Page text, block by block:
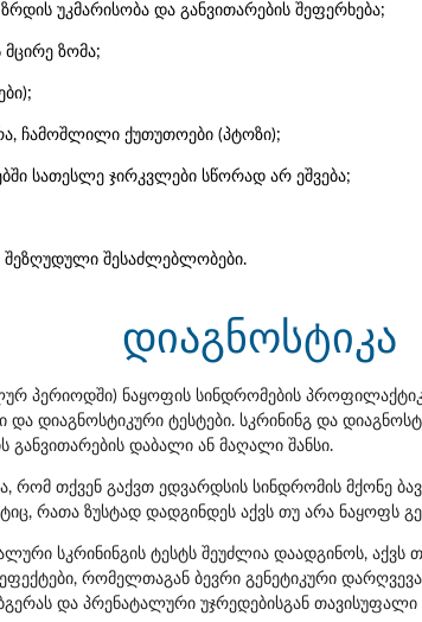
უკმარისობა და განვითარების შეფერხება;
მცირე ზომა;
ჩამოშლილი ქუთუთოები (პტოზი);
სათესლე ჯირკვლები სწორად არ ეშვება;
შეზღუდული შესაძლებლობები.
დიაგნოსტიკა
პერიოდში) ნაყოფის სინდრომების
და დიაგნოსტიკური ტესტები. სკრინინგ და
განვითარების დაბალი ან მაღალი შანსი.
რომ თქვენ გაქვთ ედვარდსის სინდრომის მქონე
რათა ზუსტად დადგინდეს აქვს თუ არა ნაყოფს
სკრინინგის ტესტს შეუძლია დაადგინოს, აქვს
რომელთაგან ბევრი გენეტიკური
და პრენატალური უჯრედებისგან თავისუფალი